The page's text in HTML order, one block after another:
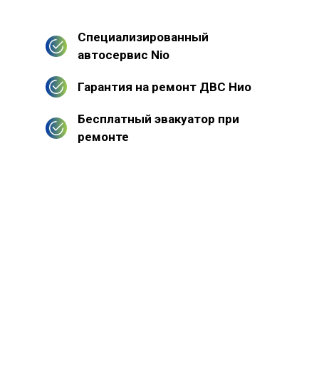
Специализированный
автосервис Nio
Гарантия на ремонт ДВС Нио
Бесплатный эвакуатор при
ремонте